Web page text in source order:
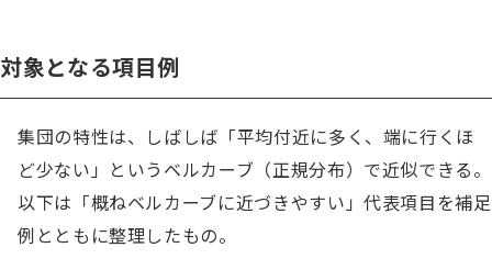
対象となる項目例
集団の特性は、しばしば「平均付近に多く、端に行くほ
ど少ない」というベルカーブ（正規分布）で近似できる。
以下は「概ねベルカーブに近づきやすい」代表項目を補足
例とともに整理したもの。